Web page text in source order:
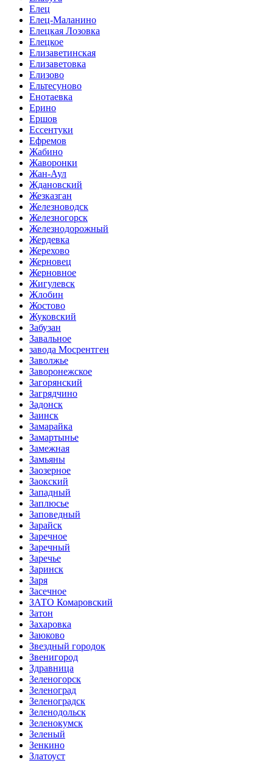
Елец
Елец-Маланино
Елецкая Лозовка
Елецкое
Елизаветинская
Елизаветовка
Елизово
Ельтесуново
Енотаевка
Ерино
Ершов
Ессентуки
Ефремов
Жабино
Жаворонки
Жан-Аул
Ждановский
Жезказган
Железноводск
Железногорск
Железнодорожный
Жердевка
Жерехово
Жерновец
Жерновное
Жигулевск
Жлобин
Жостово
Жуковский
Забузан
Завальное
завода Мосрентген
Заволжье
Заворонежское
Загорянский
Загрядчино
Задонск
Заинск
Замарайка
Замартынье
Замежная
Замьяны
Заозерное
Заокский
Западный
Заплюсье
Заповедный
Зарайск
Заречное
Заречный
Заречье
Заринск
Заря
Засечное
ЗАТО Комаровский
Затон
Захаровка
Заюково
Звездный городок
Звенигород
Здравница
Зеленогорск
Зеленоград
Зеленоградск
Зеленодольск
Зеленокумск
Зеленый
Зенкино
Златоуст